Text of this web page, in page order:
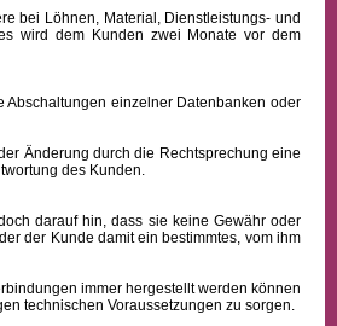
bei Löhnen, Material, Dienstleistungs- und
wird dem Kunden zwei Monate vor dem
einzelner Datenbanken oder
Änderung durch die Rechtsprechung eine
des Kunden.
darauf hin, dass sie keine Gewähr oder
der Kunde damit ein bestimmtes, vom ihm
immer hergestellt werden können
technischen Voraussetzungen zu sorgen.